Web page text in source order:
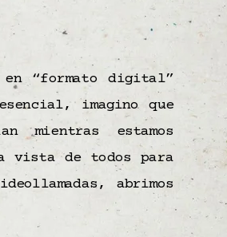
“formato digital”
imagino que
mientras estamos
vista de todos para
abrimos